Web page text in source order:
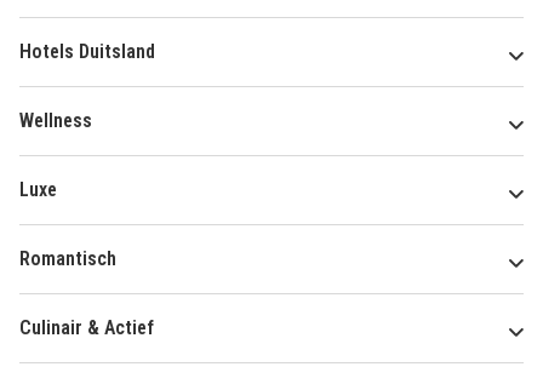
Hotels Duitsland
Wellness
Luxe
Romantisch
Culinair & Actief